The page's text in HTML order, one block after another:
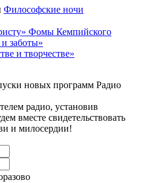
Философские ночи
Фомы Кемпийского
заботы»
и творчестве»
новых программ Радио
радио, установив
вместе свидетельствовать
и милосердии!